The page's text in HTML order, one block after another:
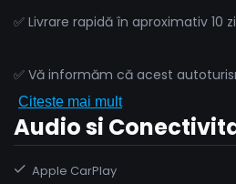
✅ Livrare rapidă în aproximativ 10
✅ Vă informăm că acest
Citeste mai mult
Audio si
Apple CarPlay